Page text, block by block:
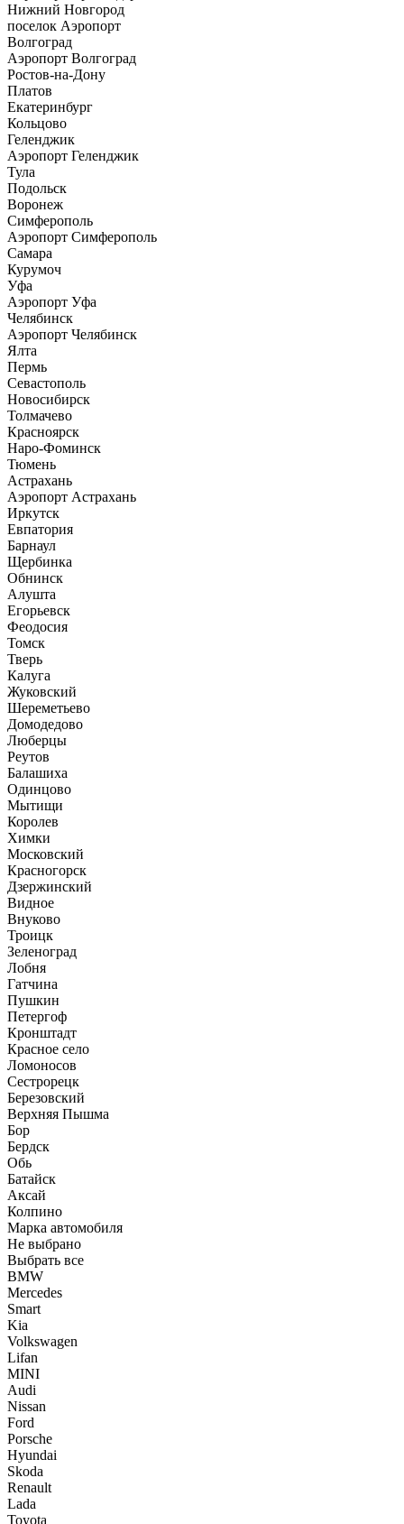
Нижний Новгород
поселок Аэропорт
Волгоград
Аэропорт Волгоград
Ростов-на-Дону
Платов
Екатеринбург
Кольцово
Геленджик
Аэропорт Геленджик
Тула
Подольск
Воронеж
Симферополь
Аэропорт Симферополь
Самара
Курумоч
Уфа
Аэропорт Уфа
Челябинск
Аэропорт Челябинск
Ялта
Пермь
Севастополь
Новосибирск
Толмачево
Красноярск
Наро-Фоминск
Тюмень
Астрахань
Аэропорт Астрахань
Иркутск
Евпатория
Барнаул
Щербинка
Обнинск
Алушта
Егорьевск
Феодосия
Томск
Тверь
Калуга
Жуковский
Шереметьево
Домодедово
Люберцы
Реутов
Балашиха
Одинцово
Мытищи
Королев
Химки
Московский
Красногорск
Дзержинский
Видное
Внуково
Троицк
Зеленоград
Лобня
Гатчина
Пушкин
Петергоф
Кронштадт
Красное село
Ломоносов
Сестрорецк
Березовский
Верхняя Пышма
Бор
Бердск
Обь
Батайск
Аксай
Колпино
Марка автомобиля
Не выбрано
Выбрать все
BMW
Mercedes
Smart
Kia
Volkswagen
Lifan
MINI
Audi
Nissan
Ford
Porsche
Hyundai
Skoda
Renault
Lada
Toyota